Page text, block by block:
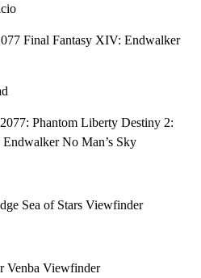
Final Fantasy XIV: Endwalker
Phantom Liberty Destiny 2:
No Man’s Sky
Sea of Stars Viewfinder
Venba Viewfinder